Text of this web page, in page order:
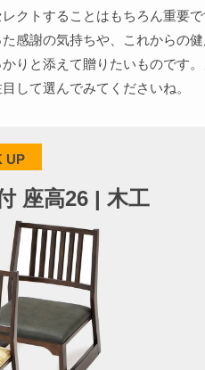
クトすることはもちろん重要
感謝の気持ちや、これからの
りと添えて贈りたいものです
して選んでみてくださいね。
UP
座高26 | 木工